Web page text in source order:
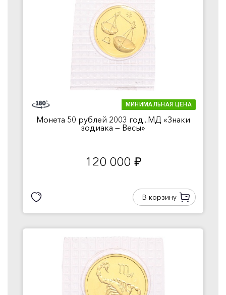
МИНИМАЛЬНАЯ ЦЕНА
Монета 50 рублей 2003 год...МД «Знаки
зодиака — Весы»
120 000 руб.
В корзину